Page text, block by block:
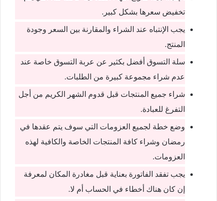
تخفيض سعرها بشكل كبير.
يجب الإنتباه عند الشراء والمقارنة بين السعر وجودة
المنتج.
سلة التسوق أفضل بكثير عن عربة التسوق خاصة عند
عدم شراء مجموعة كبيرة من الطلبات.
شراء جميع المنتجات قبل قدوم الشهر الكريم من أجل
التفرغ للعبادة.
وضع خطة لجميع العزومات التي سوف يتم عقدها في
رمضان وشراء كافة المنتجات الخاصة والكافية لهذه
العزومات.
يجب تفقد الفاتورة بعناية قبل مغادرة المكان لمعرفة
إن كان هناك أخطاء في الحساب أم لا.